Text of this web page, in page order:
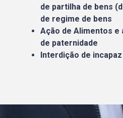
de partilha de bens
de regime de bens
Ação de Alimentos e
de paternidade
Interdição de incapaz